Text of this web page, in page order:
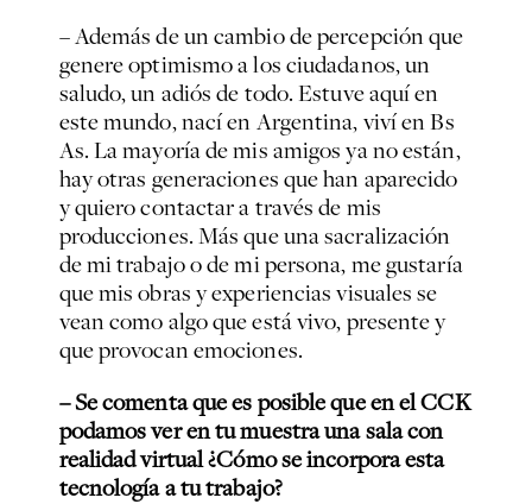
– Además de un cambio de percepción que
genere optimismo a los ciudadanos, un
saludo, un adiós de todo. Estuve aquí en
este mundo, nací en Argentina, viví en Bs
As. La mayoría de mis amigos ya no están,
hay otras generaciones que han aparecido
y quiero contactar a través de mis
producciones. Más que una sacralización
de mi trabajo o de mi persona, me gustaría
que mis obras y experiencias visuales se
vean como algo que está vivo, presente y
que provocan emociones.
– Se comenta que es posible que en el CCK
podamos ver en tu muestra una sala con
realidad virtual ¿Cómo se incorpora esta
tecnología a tu trabajo?